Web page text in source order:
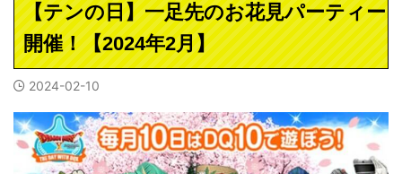
【テンの日】一足先のお花見パーティー
開催！【2024年2月】
2024-02-10